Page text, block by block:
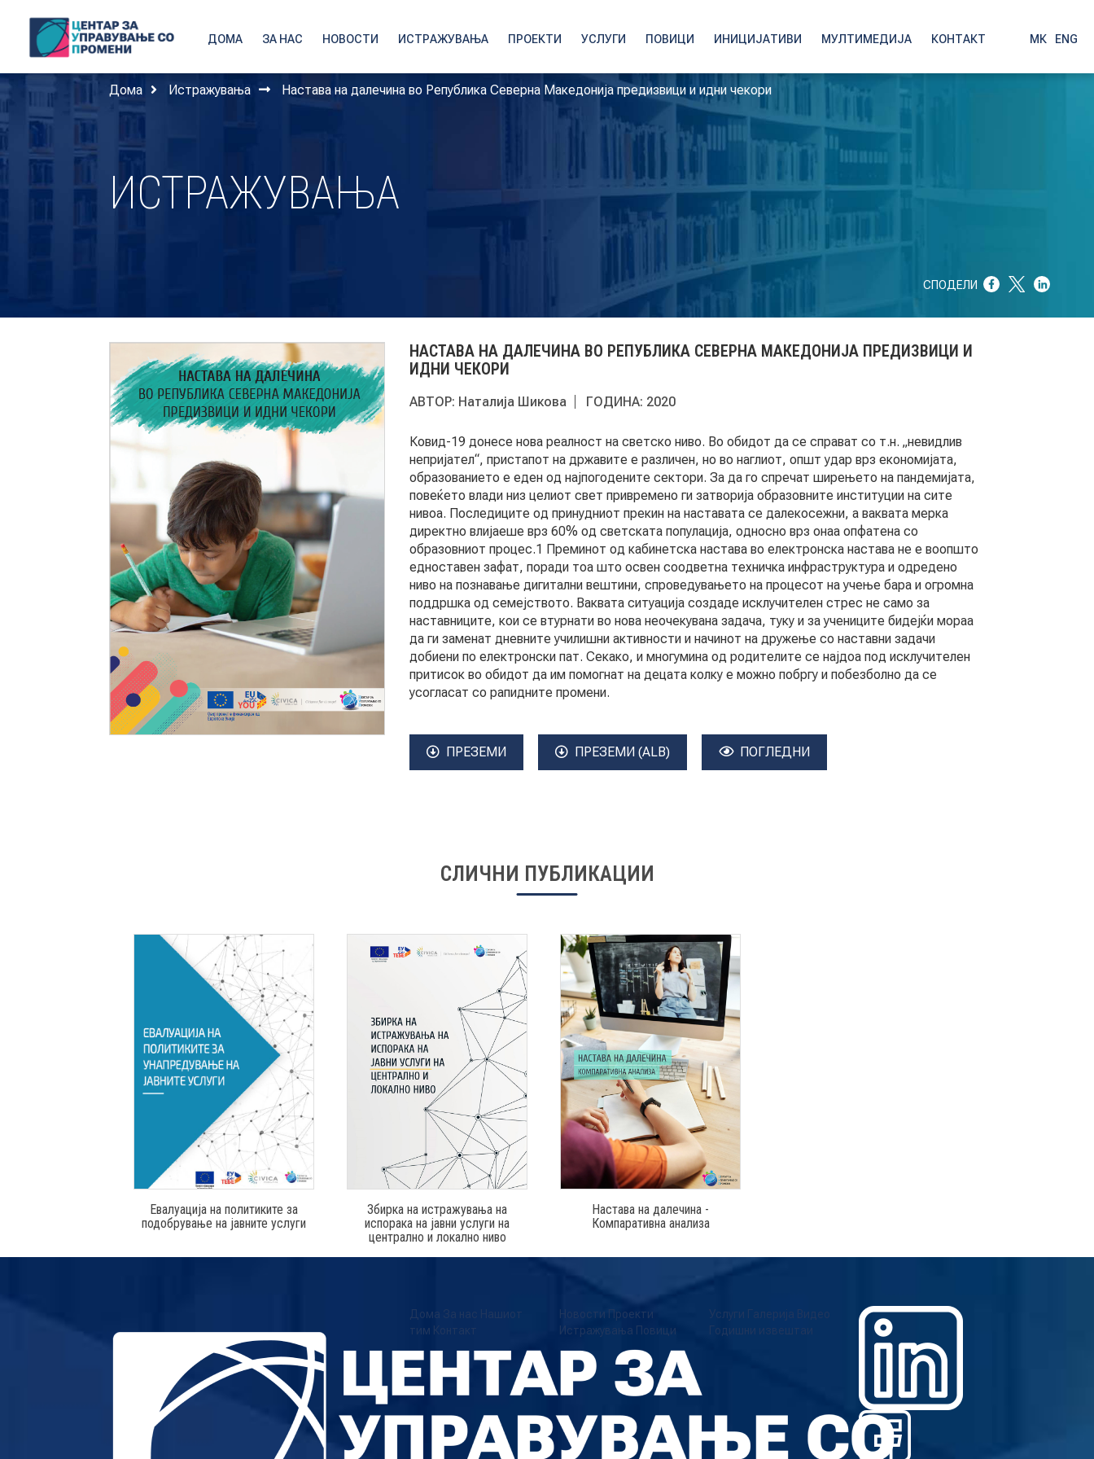
ДОМА ЗА НАС НОВОСТИ ИСТРАЖУВАЊА ПРОЕКТИ УСЛУГИ ПОВИЦИ ИНИЦИЈАТИВИ МУЛТИМЕДИЈА КОНТАКТ МК ENG
Дома Истражувања Настава на далечина во Република Северна Македонија предизвици и идни чекори
ИСТРАЖУВАЊА
СПОДЕЛИ
НАСТАВА НА ДАЛЕЧИНА ВО РЕПУБЛИКА СЕВЕРНА МАКЕДОНИЈА ПРЕДИЗВИЦИ И
ИДНИ ЧЕКОРИ
АВТОР: Наталија Шикова ГОДИНА: 2020
Ковид-19 донесе нова реалност на светско ниво. Во обидот да се справат со т.н. „невидлив
непријател“, пристапот на државите е различен, но во наглиот, општ удар врз економијата,
образованието е еден од најпогодените сектори. За да го спречат ширењето на пандемијата,
повеќето влади низ целиот свет привремено ги затворија образовните институции на сите
нивоа. Последиците од принудниот прекин на наставата се далекосежни, а ваквата мерка
директно влијаеше врз 60% од светската популација, односно врз онаа опфатена со
образовниот процес.1 Преминот од кабинетска настава во електронска настава не е воопшто
едноставен зафат, поради тоа што освен соодветна техничка инфраструктура и одредено
ниво на познавање дигитални вештини, спроведувањето на процесот на учење бара и огромна
поддршка од семејството. Ваквата ситуација создаде исклучителен стрес не само за
наставниците, кои се втурнати во нова неочекувана задача, туку и за учениците бидејќи мораа
да ги заменат дневните училишни активности и начинот на дружење со наставни задачи
добиени по електронски пат. Секако, и многумина од родителите се најдоа под исклучителен
притисок во обидот да им помогнат на децата колку е можно побргу и побезболно да се
усогласат со рапидните промени.
ПРЕЗЕМИ ПРЕЗЕМИ (ALB) ПОГЛЕДНИ
СЛИЧНИ ПУБЛИКАЦИИ
Евалуација на политиките за
подобрување на јавните услуги
Збирка на истражувања на
испорака на јавни услуги на
централно и локално ниво
Настава на далечина -
Компаративна анализа
Дома За нас
Нашиот
тим Контакт
Новости Проекти
Истражувања Повици
Услуги Галерија Видео
Годишни извештаи